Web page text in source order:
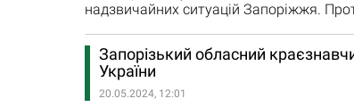
надзвичайних ситуацій Запоріжжя.
Запорізький обласний
України
20.05.2024, 12:01